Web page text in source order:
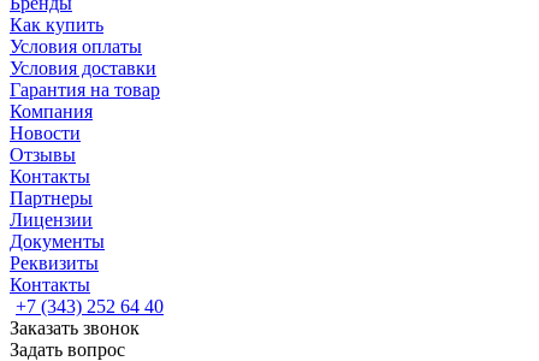
Как купить
Условия оплаты
Условия доставки
Гарантия на товар
Компания
Новости
Отзывы
Контакты
Партнеры
Лицензии
Документы
Реквизиты
Контакты
+7 (343) 252 64 40
Заказать звонок
Задать вопрос